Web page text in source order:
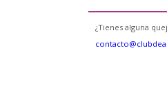
¿Tienes alguna